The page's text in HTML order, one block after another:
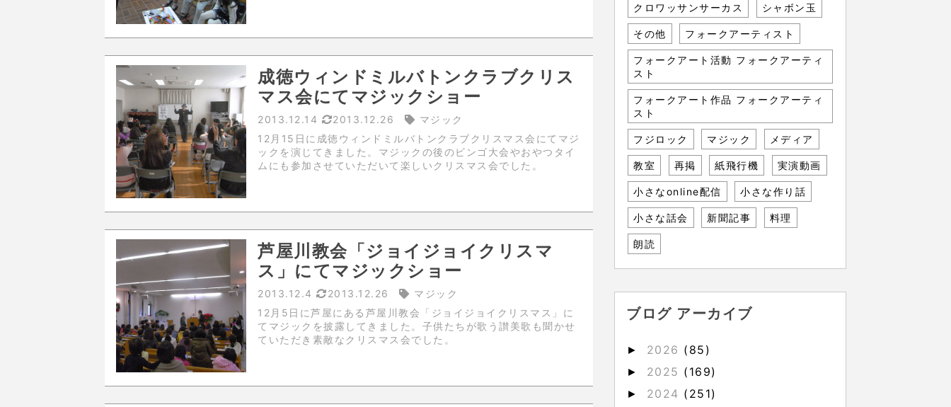
成徳ウィンドミルバトンクラブクリス
マス会にてマジックショー
2013.12.14 2013.12.26
マジック
12月15日に成徳ウィンドミルバトンクラブクリスマス会にてマジ
ックを演じてきました。マジックの後のビンゴ大会やおやつタイ
ムにも参加させていただいて楽しいクリスマス会でした。
芦屋川教会「ジョイジョイクリスマ
ス」にてマジックショー
2013.12.4 2013.12.26
マジック
12月5日に芦屋にある芦屋川教会「ジョイジョイクリスマス」に
てマジックを披露してきました。子供たちが歌う讃美歌も聞かせ
ていただき素敵なクリスマス会でした。
クロワッサンサーカス シャボン玉
その他 フォークアーティスト
フォークアート活動 フォークアーティ
スト
フォークアート作品 フォークアーティ
スト
フジロック マジック メディア
教室 再掲 紙飛行機 実演動画
小さなonline配信 小さな作り話
小さな話会 新聞記事 料理
朗読
ブログ アーカイブ
► 2026 (85)
► 2025 (169)
► 2024 (251)